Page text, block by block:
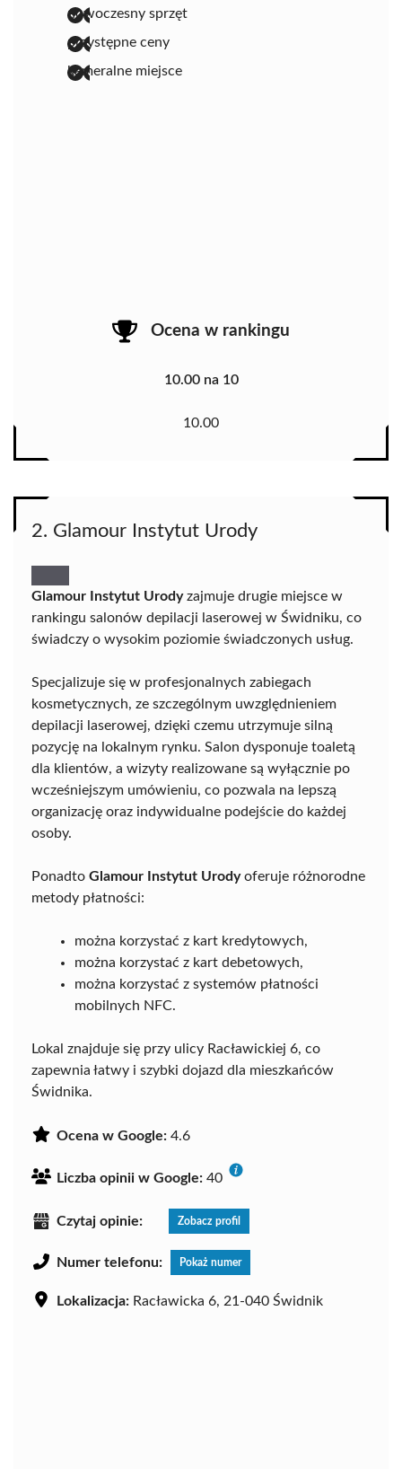
nowoczesny sprzęt
przystępne ceny
kameralne miejsce
Ocena w rankingu
10.00 na 10
10.00
2. Glamour Instytut Urody
Glamour Instytut Urodyzajmuje drugie miejsce w
rankingu salonów depilacji laserowej w Świdniku, co
świadczy o wysokim poziomie świadczonych usług.
Specjalizuje się w profesjonalnych zabiegach
kosmetycznych, ze szczególnym uwzględnieniem
depilacji laserowej, dzięki czemu utrzymuje silną
pozycję na lokalnym rynku. Salon dysponuje toaletą
dla klientów, a wizyty realizowane są wyłącznie po
wcześniejszym umówieniu, co pozwala na lepszą
organizację oraz indywidualne podejście do każdej
osoby.
Ponadto Glamour Instytut Urodyoferuje różnorodne
metody płatności:
można korzystać z kart kredytowych,
można korzystać z kart debetowych,
można korzystać z systemów płatności
mobilnych NFC.
Lokal znajduje się przy ulicy Racławickiej 6, co
zapewnia łatwy i szybki dojazd dla mieszkańców
Świdnika.
Ocena w Google: 4.6
Liczba opinii w Google: 40
Czytaj opinie: Zobacz profil
Numer telefonu: Pokaż numer
Lokalizacja: Racławicka 6, 21-040 Świdnik